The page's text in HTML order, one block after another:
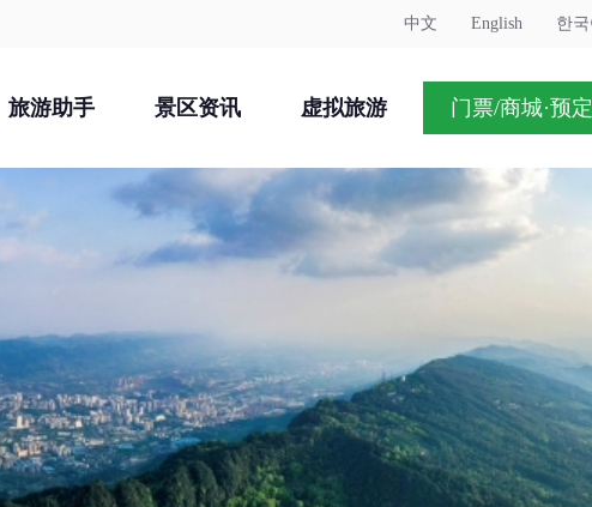
中文 English 한
旅游助手 景区资讯 虚拟旅游 门票/商城·预定